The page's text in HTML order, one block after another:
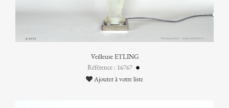
Veilleuse ETLING
Référence : 16767
Ajouter à votre liste